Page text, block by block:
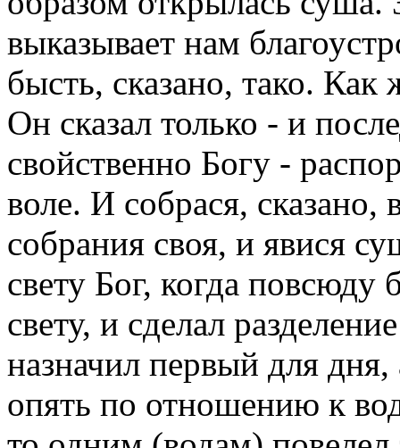
выказывает нам
бысть, сказано, тако. Как
Он сказал только - и
свойственно Богу -
воле. И собрася, сказано,
собрания своя, и явися
свету Бог, когда повсюду
свету, и сделал
назначил первый для
опять по отношению к